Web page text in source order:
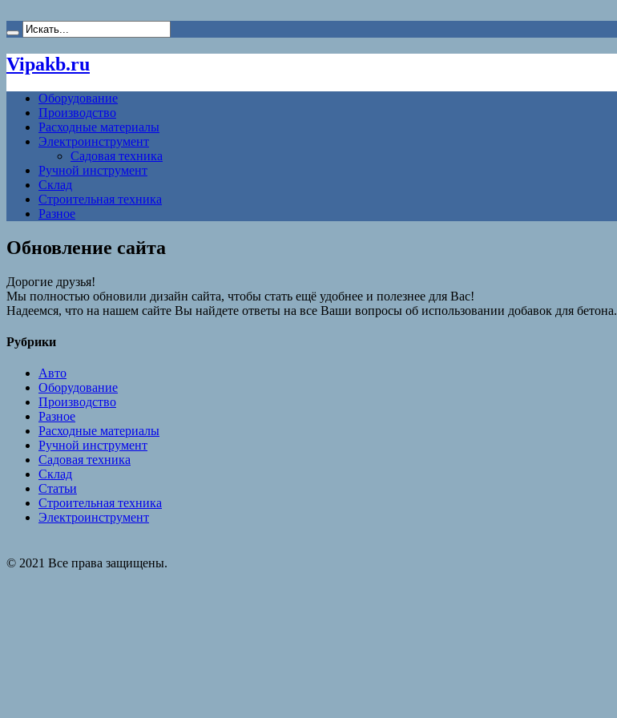
Vipakb.ru
Оборудование
Производство
Расходные материалы
Электроинструмент
Садовая техника
Ручной инструмент
Склад
Строительная техника
Разное
Обновление сайта
Дорогие друзья!
Мы полностью обновили дизайн сайта, чтобы стать ещё удобнее и полезнее для Вас!
Надеемся, что на нашем сайте Вы найдете ответы на все Ваши вопросы об использовании добавок для бетона.
Рубрики
Авто
Оборудование
Производство
Разное
Расходные материалы
Ручной инструмент
Садовая техника
Склад
Статьи
Строительная техника
Электроинструмент
© 2021 Все права защищены.